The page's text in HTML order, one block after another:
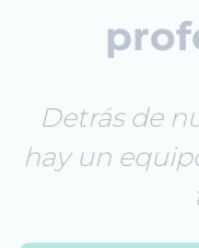
Detrás de
hay un